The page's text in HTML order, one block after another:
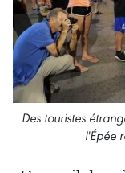
Des touristes
l'Épée